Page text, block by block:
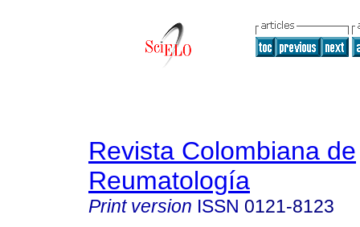
Revista Colombiana de
Reumatología
Print version ISSN 0121-8123